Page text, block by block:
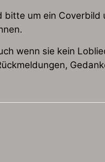
um ein Coverbild
wenn sie kein